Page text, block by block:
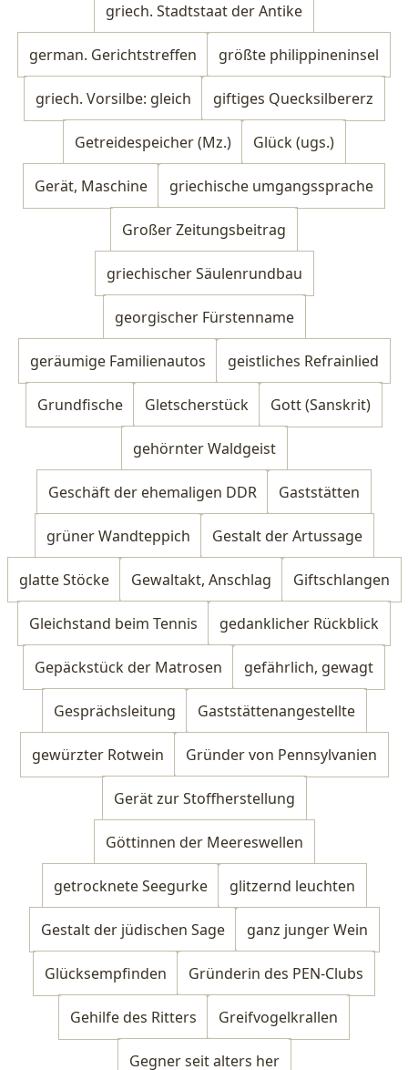
griech. Stadtstaat der Antike
german. Gerichtstreffen größte philippineninsel
griech. Vorsilbe: gleich giftiges Quecksilbererz
Getreidespeicher (Mz.) Glück (ugs.)
Gerät, Maschine griechische umgangssprache
Großer Zeitungsbeitrag
griechischer Säulenrundbau
georgischer Fürstenname
geräumige Familienautos geistliches Refrainlied
Grundfische Gletscherstück Gott (Sanskrit)
gehörnter Waldgeist
Geschäft der ehemaligen DDR Gaststätten
grüner Wandteppich Gestalt der Artussage
glatte Stöcke Gewaltakt, Anschlag Giftschlangen
Gleichstand beim Tennis gedanklicher Rückblick
Gepäckstück der Matrosen gefährlich, gewagt
Gesprächsleitung Gaststättenangestellte
gewürzter Rotwein Gründer von Pennsylvanien
Gerät zur Stoffherstellung
Göttinnen der Meereswellen
getrocknete Seegurke glitzernd leuchten
Gestalt der jüdischen Sage ganz junger Wein
Glücksempfinden Gründerin des PEN-Clubs
Gehilfe des Ritters Greifvogelkrallen
Gegner seit alters her